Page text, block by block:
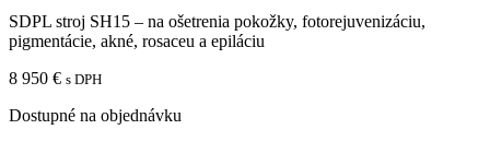
SDPL stroj SH15 – na ošetrenia pokožky, fotorejuvenizáciu,
pigmentácie, akné, rosaceu a epiláciu
8 950 € s DPH
Dostupné na objednávku